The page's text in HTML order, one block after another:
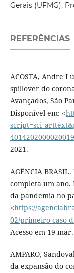
Gerais (UFMG).
REFERÊNCIAS
ACOSTA, Andre
spillover do
Avançados, São
Disponível em: <
2021.
AGÊNCIA
completa um
da pandemia no
<https://
02/primeiro-caso-
Acesso em 19
AMPARO,
da expansão do